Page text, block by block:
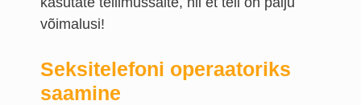
võimalusi!
Seksitelefoni operaatoriks
saamine